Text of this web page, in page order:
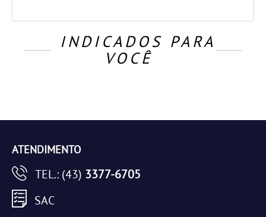
INDICADOS PARA
VOCÊ
ATENDIMENTO
TEL.: (43) 3377-6705
SAC